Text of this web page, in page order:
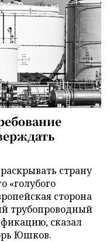
страну
«голубого
сторона
трубопроводный
сказал
Юшков.